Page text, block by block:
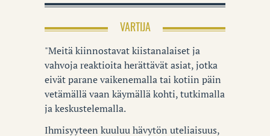
VARTIJA
"Meitä kiinnostavat kiistanalaiset ja
vahvoja reaktioita herättävät asiat, jotka
eivät parane vaikenemalla tai kotiin päin
vetämällä vaan käymällä kohti, tutkimalla
ja keskustelemalla.
Ihmisyyteen kuuluu hävytön uteliaisuus,